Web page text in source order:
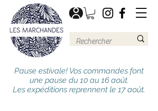
Pause estivale! Vos commandes font
une pause du 10 au 16 août.
Les expéditions reprennent le 17 août.